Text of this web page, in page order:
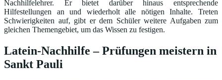
Nachhilfelehrer. Er bietet darüber hinaus entsprechende
Hilfestellungen an und wiederholt alle nötigen Inhalte. Treten
Schwierigkeiten auf, gibt er dem Schüler weitere Aufgaben zum
gleichen Themengebiet, um das Wissen zu festigen.
Latein-Nachhilfe – Prüfungen meistern in
Sankt Pauli